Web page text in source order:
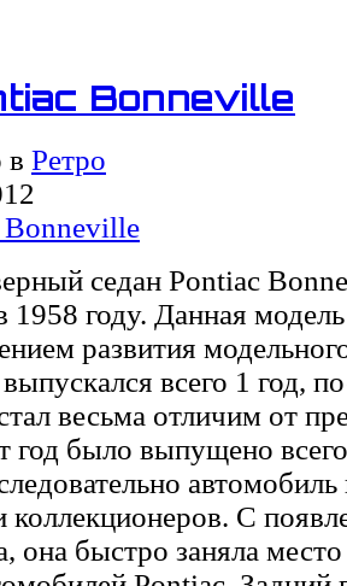
Bonneville
в Ретро
седан Pontiac
году. Данная модель
развития
всего 1 год,
весьма отличим от
год было выпущено
автомобиль
коллекционеров. С
она быстро заняла